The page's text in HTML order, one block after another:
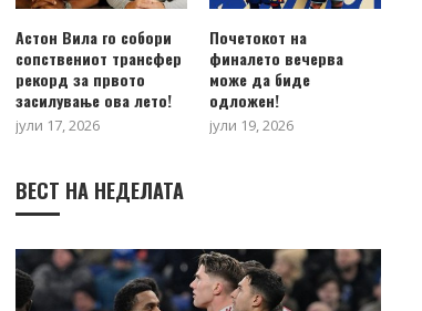
Астон Вила го собори
сопствениот трансфер
рекорд за првото
засилување ова лето!
јули 17, 2026
Почетокот на
финалето вечерва
може да биде
одложен!
јули 19, 2026
ВЕСТ НА НЕДЕЛАТА